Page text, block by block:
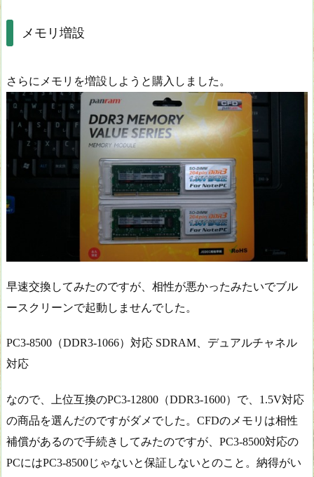
メモリ増設
さらにメモリを増設しようと購入しました。
早速交換してみたのですが、相性が悪かったみたいでブル
ースクリーンで起動しませんでした。
PC3-8500（DDR3-1066）対応 SDRAM、デュアルチャネル
対応
なので、上位互換のPC3-12800（DDR3-1600）で、1.5V対応
の商品を選んだのですがダメでした。CFDのメモリは相性
補償があるので手続きしてみたのですが、PC3-8500対応の
PCにはPC3-8500じゃないと保証しないとのこと。納得がい